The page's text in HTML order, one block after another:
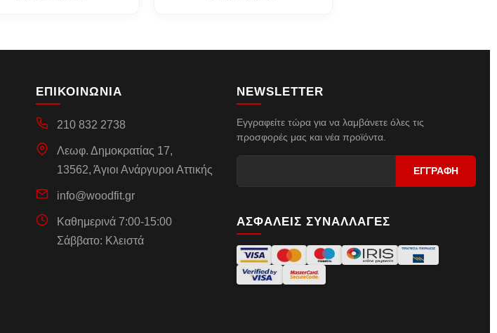
ΕΠΙΚΟΙΝΩΝΙΑ
210 832 2738
Λεωφ. Δημοκρατίας 17,
13562, Άγιοι Ανάργυροι Αττικής
info@woodfit.gr
Καθημερινά 7:00-15:00
Σάββατο: Κλειστά
NEWSLETTER
Εγγραφείτε τώρα για να λαμβάνετε όλες τις
προσφορές μας και νέα προϊόντα.
ΑΣΦΑΛΕΙΣ ΣΥΝΑΛΛΑΓΕΣ